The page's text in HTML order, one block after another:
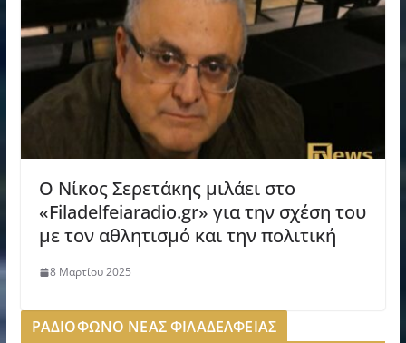
Ο Νίκος Σερετάκης μιλάει στο
«Filadelfeiaradio.gr» για την σχέση του
με τον αθλητισμό και την πολιτική
8 Μαρτίου 2025
ΡΑΔΙΟΦΩΝΟ ΝΕΑΣ ΦΙΛΑΔΕΛΦΕΙΑΣ